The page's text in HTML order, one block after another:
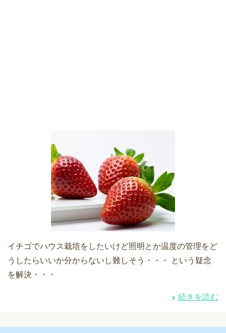
イチゴでハウス栽培をしたいけど照明とか温度の管理をど
うしたらいいか分からないし難しそう・・・ という疑念
を解決・・・
続きを読む